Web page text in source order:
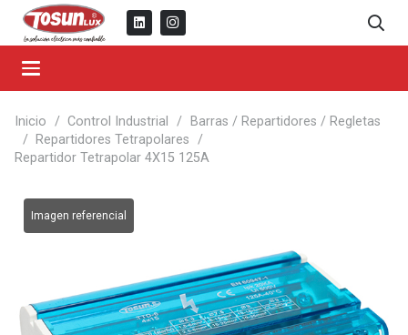
Inicio / Control Industrial /
Barras / Repartidores / Regletas
/
Repartidores Tetrapolares /
Repartidor Tetrapolar 4X15 125A